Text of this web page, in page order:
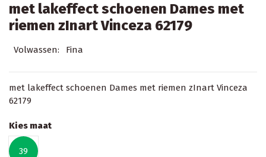
met lakeffect schoenen Dames met
riemen zInart Vinceza 62179
Volwassen: Fina
met lakeffect schoenen Dames met riemen zInart Vinceza
62179
Kies maat
39